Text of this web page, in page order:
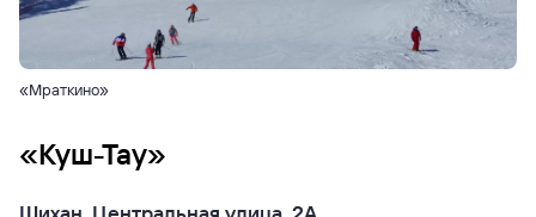
«Мраткино»
«Куш-Тау»